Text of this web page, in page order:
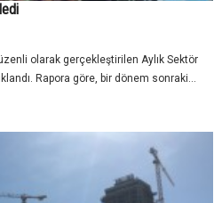
olarak gerçekleştirilen Aylık Sektör
Rapora göre, bir dönem sonraki...